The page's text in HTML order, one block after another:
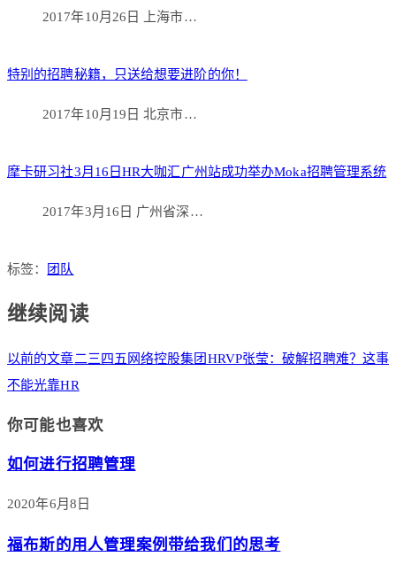
2017年10月26日 上海市…
特别的招聘秘籍，只送给想要进阶的你！
2017年10月19日 北京市…
摩卡研习社3月16日HR大咖汇广州站成功举办Moka招聘管理系统
2017年3月16日 广州省深…
标签： 团队
继续阅读
以前的文章二三四五网络控股集团HRVP张莹：破解招聘难？这事
不能光靠HR
你可能也喜欢
如何进行招聘管理
2020年6月8日
福布斯的用人管理案例带给我们的思考